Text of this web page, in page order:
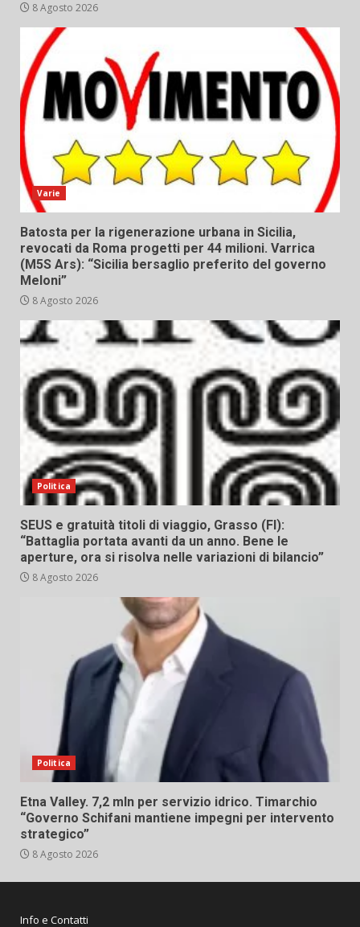
8 Agosto 2026
Varie
Batosta per la rigenerazione urbana in Sicilia,
revocati da Roma progetti per 44 milioni. Varrica
(M5S Ars): “Sicilia bersaglio preferito del governo
Meloni”
8 Agosto 2026
Politica
SEUS e gratuità titoli di viaggio, Grasso (FI):
“Battaglia portata avanti da un anno. Bene le
aperture, ora si risolva nelle variazioni di bilancio”
8 Agosto 2026
Politica
Etna Valley. 7,2 mln per servizio idrico. Timarchio
“Governo Schifani mantiene impegni per intervento
strategico”
8 Agosto 2026
Info e Contatti